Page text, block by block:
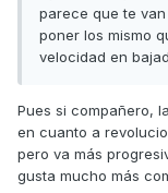
parece que te
poner los mismo
velocidad en
Pues si compañero,
en cuanto a
pero va más
gusta mucho más